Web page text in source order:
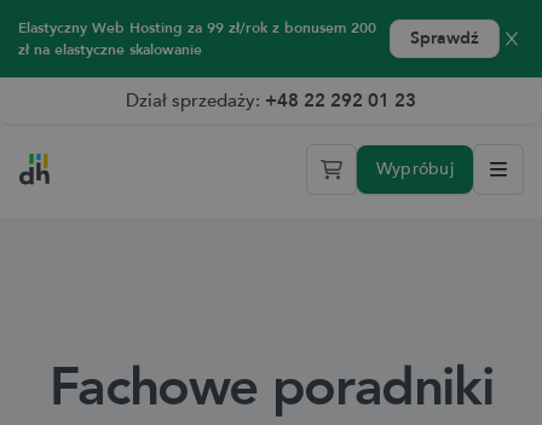
Elastyczny Web Hosting za 99 zł/rok z bonusem 200
zł na elastyczne skalowanie
Sprawdź
Dział sprzedaży: +48 22 292 01 23
Wypróbuj
Fachowe poradniki